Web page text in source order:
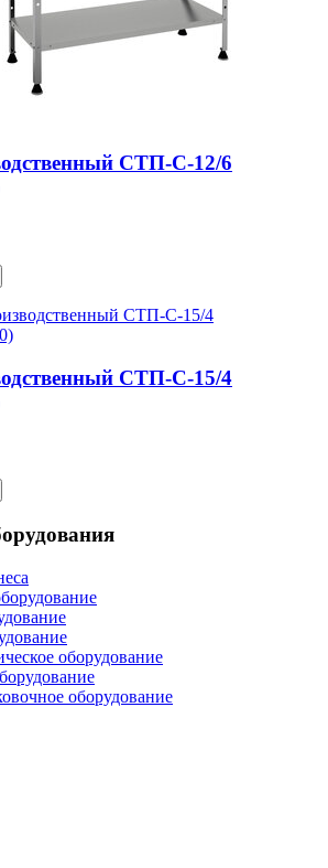
СТП-С-12/6
СТП-С-15/4
оборудование
оборудование